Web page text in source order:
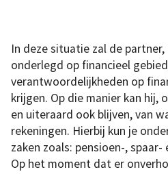
In deze situatie zal de
onderlegd op financieel
verantwoordelijkheden op
krijgen. Op die manier kan hij,
en uiteraard ook blijven, van
rekeningen. Hierbij kun je
zaken zoals: pensioen-,
Op het moment dat er